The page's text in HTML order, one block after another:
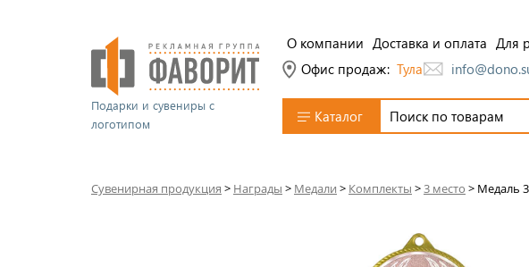
Подарки и сувениры с
логотипом
О компании Доставка и оплата Для
Офис продаж: Тула
Каталог
Сувенирная продукция > Награды > Медали > Комплекты >3 место > Медаль